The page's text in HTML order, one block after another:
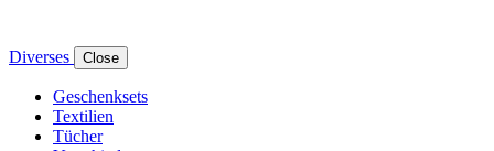
Diverses Close
Geschenksets
Textilien
Tücher